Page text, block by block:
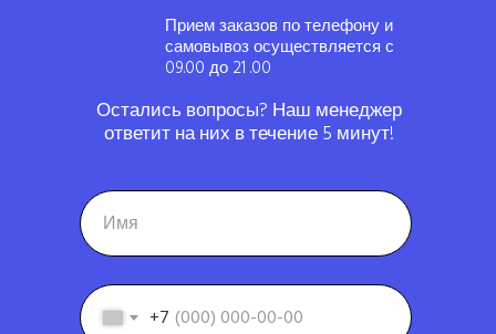
+7
Прием заказов по телефону и
самовывоз осуществляется с
09.00 до 21 .00
Остались вопросы? Наш менеджер
ответит на них в течение 5 минут!